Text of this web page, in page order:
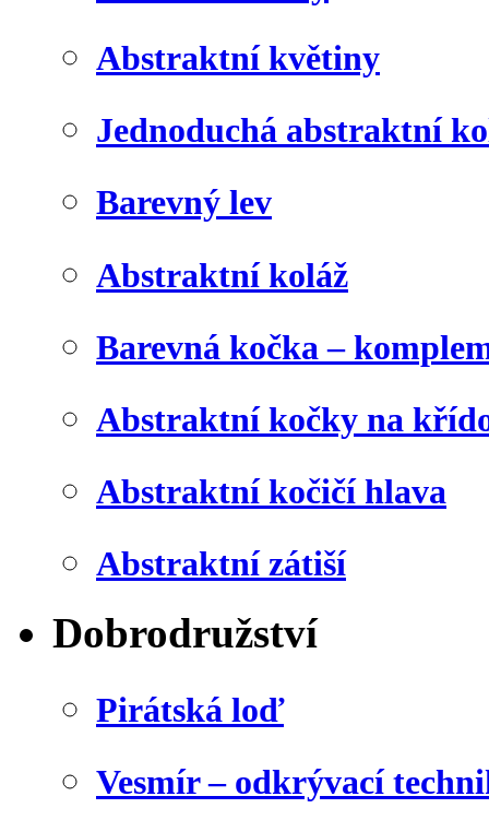
Abstraktní květiny
Jednoduchá abstraktní
Barevný lev
Abstraktní koláž
Barevná kočka –
Abstraktní kočky na
Abstraktní kočičí hlava
Abstraktní zátiší
Dobrodružství
Pirátská loď
Vesmír – odkrývací